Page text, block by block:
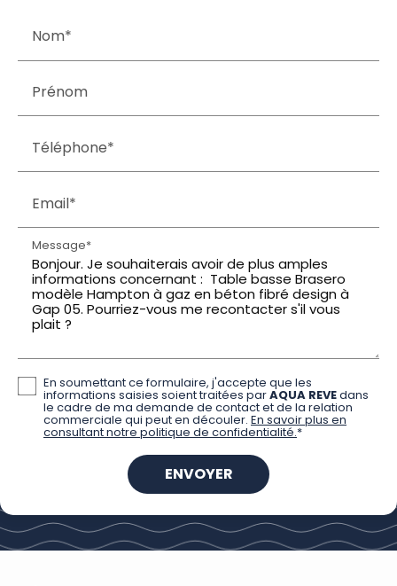
Nom*
Prénom
Téléphone*
Email*
Message*
En soumettant ce formulaire, j'accepte que les
informations saisies soient traitées parAQUA REVEdans
le cadre de ma demande de contact et de la relation
commerciale qui peut en découler. En savoir plus en
consultant notre politique de confidentialité.*